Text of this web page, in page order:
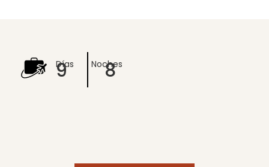
Días
9 Noches
8